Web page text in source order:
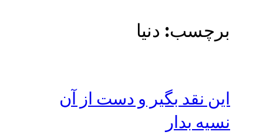
برچسب: دنیا
این نقد بگیر و دست از آن
نسیه بدار